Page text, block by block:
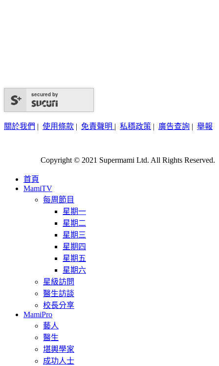
secured by
關於我們 | 使用條款 | 免責聲明 | 私穩政策 | 廣告查詢 | 舉報
Copyright © 2021 Supermami Ltd. All Rights Reserved.
首頁
MamiTV
每周節目
星期一
星期二
星期三
星期四
星期五
星期六
星級訪問
醫生訪談
校長分享
MamiPro
藝人
醫生
堪輿學家
成功人士